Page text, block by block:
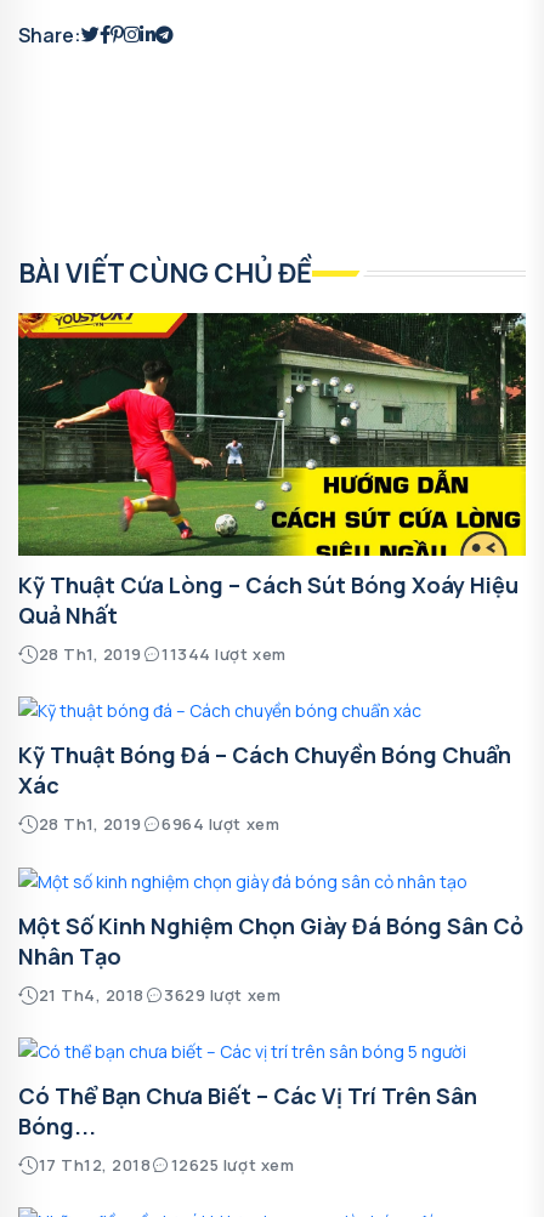
Share:
BÀI VIẾT CÙNG CHỦ ĐỀ
Kỹ Thuật Cứa Lòng – Cách Sút Bóng Xoáy Hiệu
Quả Nhất
28 Th1, 2019 11344 lượt xem
Kỹ Thuật Bóng Đá – Cách Chuyền Bóng Chuẩn
Xác
28 Th1, 2019 6964 lượt xem
Một Số Kinh Nghiệm Chọn Giày Đá Bóng Sân Cỏ
Nhân Tạo
21 Th4, 2018 3629 lượt xem
Có Thể Bạn Chưa Biết – Các Vị Trí Trên Sân
Bóng...
17 Th12, 2018 12625 lượt xem